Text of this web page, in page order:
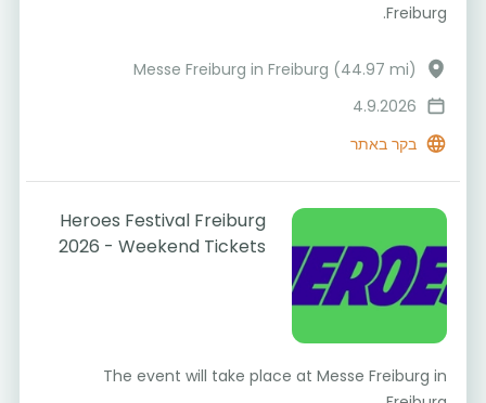
Freiburg.
Messe Freiburg in Freiburg (44.97 mi)
4.9.2026
בקר באתר
Heroes Festival Freiburg
2026 - Weekend Tickets
The event will take place at Messe Freiburg in